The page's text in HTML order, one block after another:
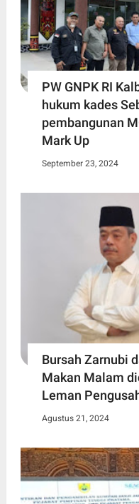
PW GNPK RI
hukum kades
pembangunan
Mark Up
September 23, 2024
Bursah Zarnubi
Makan Malam
Leman
Agustus 21, 2024